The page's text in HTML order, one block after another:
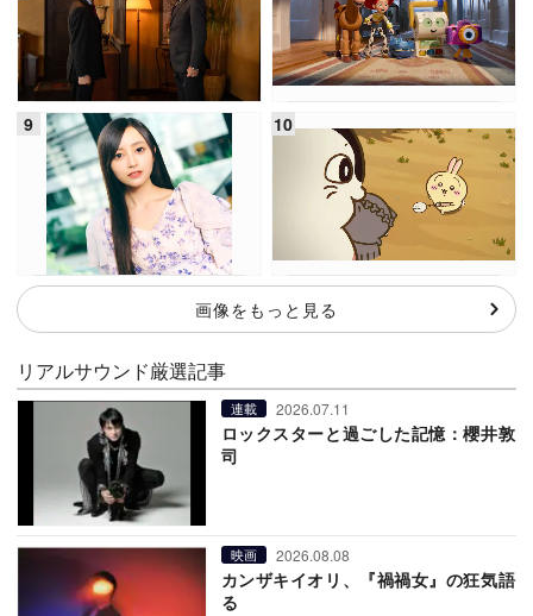
画像をもっと見る
リアルサウンド厳選記事
連載 2026.07.11
ロックスターと過ごした記憶：櫻井敦
司
映画 2026.08.08
カンザキイオリ、『禍禍女』の狂気語
る